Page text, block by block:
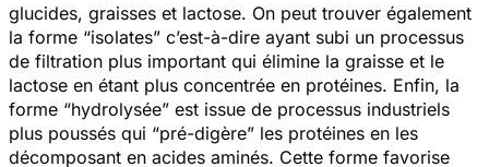
glucides, graisses et lactose. On peut trouver également
la forme “isolates” c’est-à-dire ayant subi un processus
de filtration plus important qui élimine la graisse et le
lactose en étant plus concentrée en protéines. Enfin, la
forme “hydrolysée” est issue de processus industriels
plus poussés qui “pré-digère” les protéines en les
décomposant en acides aminés. Cette forme favorise